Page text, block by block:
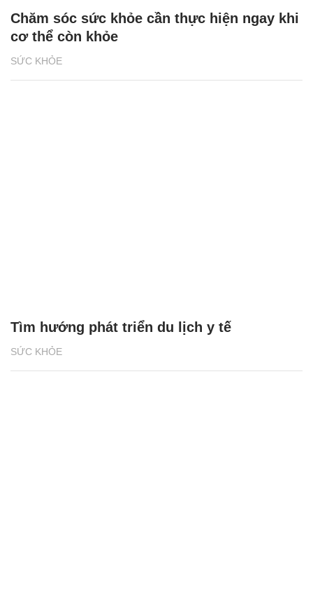
SỨC KHỎE
Chăm sóc sức khỏe cần thực hiện ngay khi
cơ thể còn khỏe
SỨC KHỎE
Tìm hướng phát triển du lịch y tế